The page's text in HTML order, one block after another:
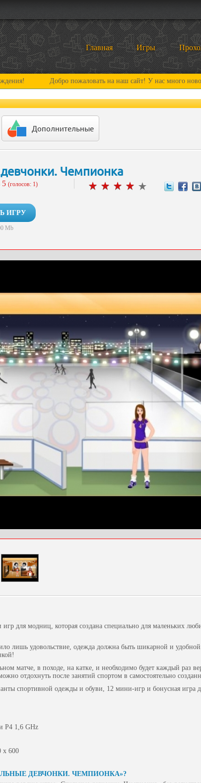
Главная Игры
Добро пожаловать на наш сайт! У нас много нового и
Дополнительные
Чемпионка
5 (голосов: 1)
ИГРУ
Mb
для модниц, которая создана специально для маленьких
лишь удовольствие, одежда должна быть шикарной и
матче, в походе, на катке, и необходимо будет каждый раз
отдохнуть после занятий спортом в самостоятельно
спортивной одежды и обуви, 12 мини-игр и бонусная игра
P4 1,6 GHz
х 600
ДЕВЧОНКИ. ЧЕМПИОНКА»?